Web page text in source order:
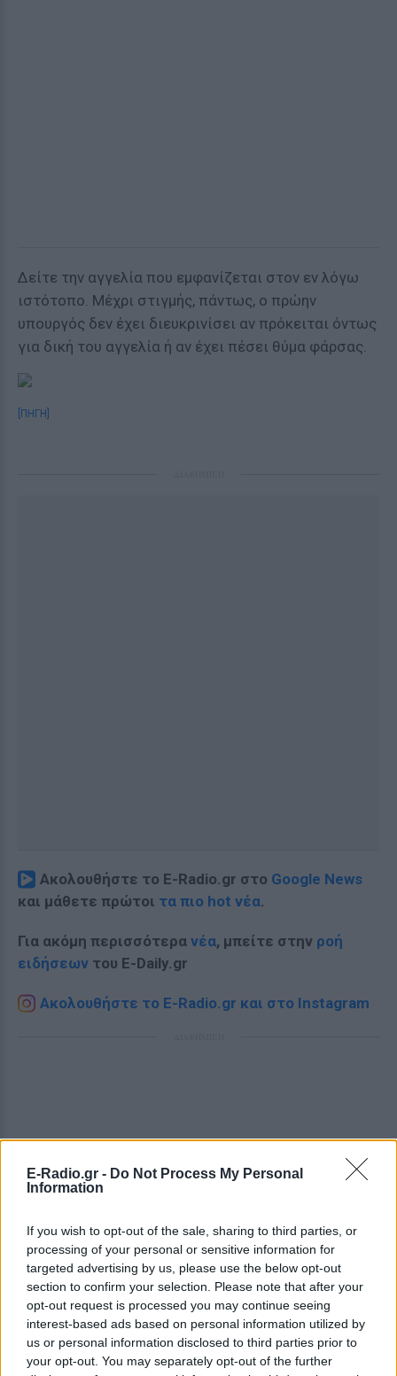
E-Radio.gr - Do Not Process My Personal
Information
If you wish to opt-out of the sale, sharing to third parties, or
processing of your personal or sensitive information for
targeted advertising by us, please use the below opt-out
section to confirm your selection. Please note that after your
opt-out request is processed you may continue seeing
interest-based ads based on personal information utilized by
us or personal information disclosed to third parties prior to
your opt-out. You may separately opt-out of the further
Δείτε την αγγελία που εμφανίζεται στον εν λόγω
ιστότοπο. Μέχρι στιγμής, πάντως, ο πρώην
υπουργός δεν έχει διευκρινίσει αν πρόκειται όντως
για δική του αγγελία ή αν έχει πέσει θύμα φάρσας.
[ΠΗΓΗ]
Ακολουθήστε το E-Radio.gr στο Google News
και μάθετε πρώτοι τα πιο hot νέα.
Για ακόμη περισσότερα νέα, μπείτε στην ροή
ειδήσεων του E-Daily.gr
Ακολουθήστε το E-Radio.gr και στο Instagram